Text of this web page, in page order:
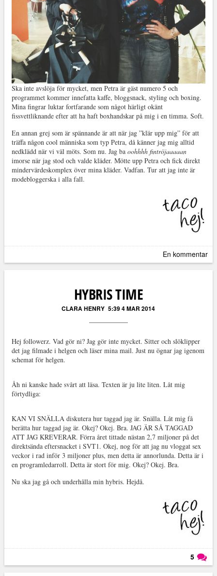
Ska inte avslöja för mycket, men Petra är gäst numero 5 och
programmet kommer innefatta kaffe, bloggsnack, styling och boxing.
Mina fingrar luktar fortfarande som något härligt okänt
fissvettliknande efter att ha haft boxhandskar på mig i en timma. Soft.
En annan grej som är spännande är att när jag ”klär upp mig” för att
träffa någon cool människa som typ Petra, då känner jag mig alltid
nedklädd när vi väl möts. Som nu. Jag ba oohhhh fintröjaaaaan
imorse när jag stod och valde kläder. Mötte upp Petra och fick direkt
mindervärdeskomplex över mina kläder. Vadfan. Tur att jag inte är
modebloggerska i alla fall.
En kommentar
HYBRIS TIME
CLARA HENRY 5:39 4 MAR 2014
Hej followerz. Vad gör ni? Jag gör inte mycket. Sitter och slöklipper
det jag filmade i helgen och läser mina mail. Just nu ögnar jag igenom
schemat för helgen.
Åh ni kanske hade svårt att läsa. Texten är ju lite liten. Låt mig
förtydliga:
KAN VI SNÄLLA diskutera hur taggad jag är. Snälla. Låt mig få
berätta hur taggad jag är. Okej? Okej. Bra. JAG ÄR SÅ TAGGAD
ATT JAG KREVERAR. Förra året tittade nästan 2,7 miljoner på det
direktsända eftersnacket i SVT1. Okej, nog för att jag nu vloggat sex
veckor i rad inför 3 miljoner plus, men detta är annorlunda. Detta är i
en programledarroll. Detta är stort för mig. Okej? Okej. Bra.
Nu ska jag gå och underhålla min hybris. Hejdå.
5